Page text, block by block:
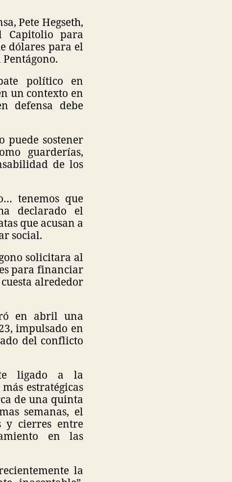
Pete Hegseth,
Capitolio para
dólares para el
político en
un contexto en
defensa debe
puede sostener
guarderías,
de los
tenemos que
declarado el
que acusan a
social.
solicitara al
para financiar
alrededor
en abril una
impulsado en
del conflicto
ligado a la
estratégicas
de una quinta
semanas, el
y cierres entre
en las
la